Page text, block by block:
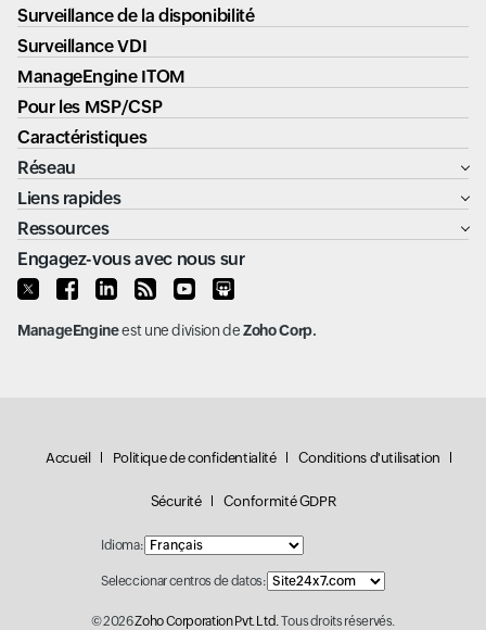
Surveillance de la disponibilité
Surveillance VDI
ManageEngine ITOM
Pour les MSP/CSP
Caractéristiques
Réseau
Liens rapides
Ressources
Engagez-vous avec nous sur
ManageEngineest une division deZoho Corp.
Accueil Politique de confidentialité Conditions d'utilisation
Sécurité Conformité GDPR
Idioma:
Seleccionar centros de datos:
© 2026Zoho Corporation Pvt. Ltd. Tous droits réservés.